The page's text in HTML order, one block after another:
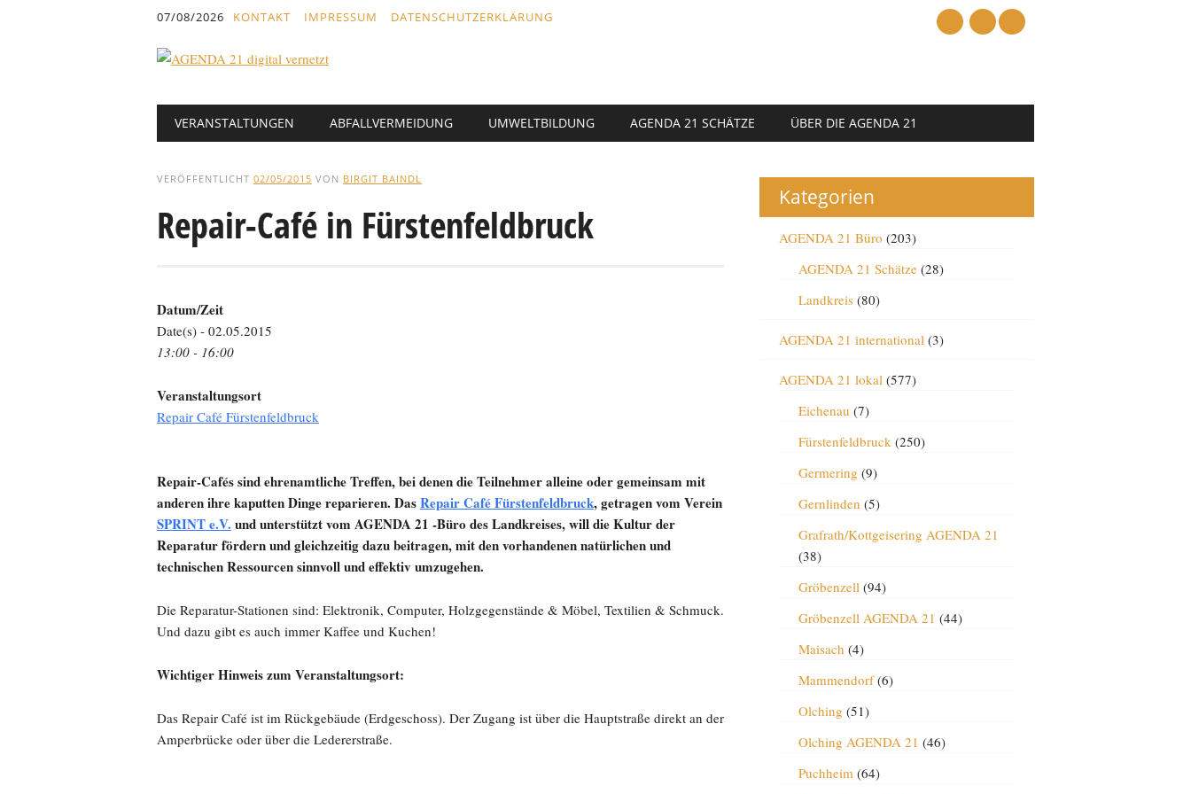
07/08/2026 KONTAKT IMPRESSUM DATENSCHUTZERKLÄRUNG
Hauptmenü
Abbrechen
Text
VERANSTALTUNGEN ABFALLVERMEIDUNG UMWELTBILDUNG AGENDA 21 SCHÄTZE ÜBER DIE AGENDA 21
VERÖFFENTLICHT 02/05/2015 VON BIRGIT BAINDL
Repair-Café in Fürstenfeldbruck
Datum/Zeit
Date(s) - 02.05.2015
13:00 - 16:00
Veranstaltungsort
Repair Café Fürstenfeldbruck
Repair-Cafés sind ehrenamtliche Treffen, bei denen die Teilnehmer alleine oder gemeinsam mit
anderen ihre kaputten Dinge reparieren. DasRepair Café Fürstenfeldbruck, getragen vom Verein
SPRINT e.V. und unterstützt vom AGENDA 21 -Büro des Landkreises, will die Kultur der
Reparatur fördern und gleichzeitig dazu beitragen, mit den vorhandenen natürlichen und
technischen Ressourcen sinnvoll und effektiv umzugehen.
Die Reparatur-Stationen sind: Elektronik, Computer, Holzgegenstände & Möbel, Textilien & Schmuck.
Und dazu gibt es auch immer Kaffee und Kuchen!
Wichtiger Hinweis zum Veranstaltungsort:
Das Repair Café ist im Rückgebäude (Erdgeschoss). Der Zugang ist über die Hauptstraße direkt an der
Amperbrücke oder über die Ledererstraße.
Kategorien
AGENDA 21 Büro (203)
AGENDA 21 Schätze(28)
Landkreis(80)
AGENDA 21 international(3)
AGENDA 21 lokal(577)
Eichenau (7)
Fürstenfeldbruck(250)
Germering (9)
Gernlinden (5)
Grafrath/Kottgeisering AGENDA 21
(38)
Gröbenzell(94)
Gröbenzell AGENDA 21 (44)
Maisach (4)
Mammendorf(6)
Olching (51)
Olching AGENDA 21 (46)
Puchheim(64)